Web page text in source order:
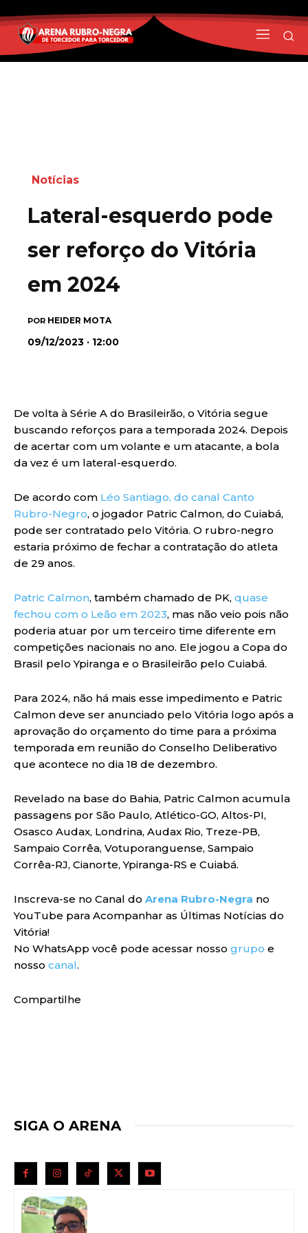
Notícias
Lateral-esquerdo pode
ser reforço do Vitória
em 2024
POR HEIDER MOTA
09/12/2023 · 12:00
De volta à Série A do Brasileirão, o Vitória segue
buscando reforços para a temporada 2024. Depois
de acertar com um volante e um atacante, a bola
da vez é um lateral-esquerdo.
De acordo com Léo Santiago, do canal Canto
Rubro-Negro, o jogador Patric Calmon, do Cuiabá,
pode ser contratado pelo Vitória. O rubro-negro
estaria próximo de fechar a contratação do atleta
de 29 anos.
Patric Calmon, também chamado de PK, quase
fechou com o Leão em 2023, mas não veio pois não
poderia atuar por um terceiro time diferente em
competições nacionais no ano. Ele jogou a Copa do
Brasil pelo Ypiranga e o Brasileirão pelo Cuiabá.
Para 2024, não há mais esse impedimento e Patric
Calmon deve ser anunciado pelo Vitória logo após a
aprovação do orçamento do time para a próxima
temporada em reunião do Conselho Deliberativo
que acontece no dia 18 de dezembro.
Revelado na base do Bahia, Patric Calmon acumula
passagens por São Paulo, Atlético-GO, Altos-PI,
Osasco Audax, Londrina, Audax Rio, Treze-PB,
Sampaio Corrêa, Votuporanguense, Sampaio
Corrêa-RJ, Cianorte, Ypiranga-RS e Cuiabá.
Inscreva-se no Canal do Arena Rubro-Negra no
YouTube para Acompanhar as Últimas Notícias do
Vitória!
No WhatsApp você pode acessar nosso grupo e
nosso canal.
Compartilhe
SIGA O ARENA